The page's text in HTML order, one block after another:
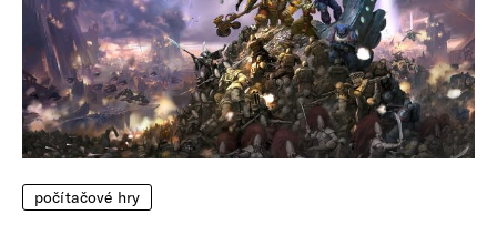
počítačové hry